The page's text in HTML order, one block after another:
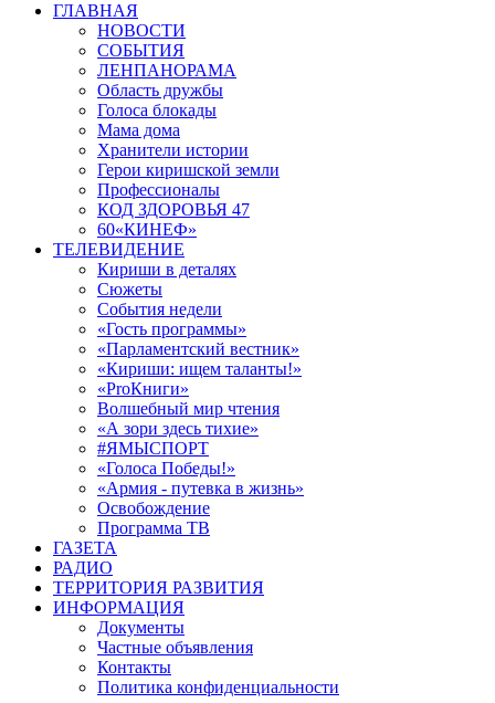
ГЛАВНАЯ
НОВОСТИ
СОБЫТИЯ
ЛЕНПАНОРАМА
Область дружбы
Голоса блокады
Мама дома
Хранители истории
Герои киришской земли
Профессионалы
КОД ЗДОРОВЬЯ 47
60«КИНЕФ»
ТЕЛЕВИДЕНИЕ
Кириши в деталях
Сюжеты
События недели
«Гость программы»
«Парламентский вестник»
«Кириши: ищем таланты!»
«ProКниги»
Волшебный мир чтения
«А зори здесь тихие»
#ЯМЫСПОРТ
«Голоса Победы!»
«Армия - путевка в жизнь»
Освобождение
Программа ТВ
ГАЗЕТА
РАДИО
ТЕРРИТОРИЯ РАЗВИТИЯ
ИНФОРМАЦИЯ
Документы
Частные объявления
Контакты
Политика конфиденциальности